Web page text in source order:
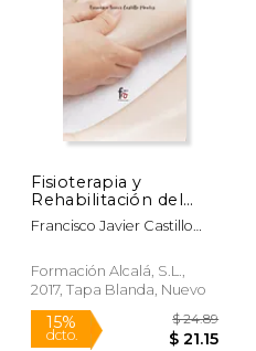
dcto.
Fisioterapia y
Rehabilitación del
Sistema Venoso y
Linfático
Francisco Javier Castillo
Formación Alcalá, S.L.,
2017, Tapa Blanda, Nuevo